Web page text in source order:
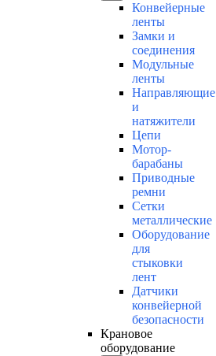
Конвейерные
ленты
Замки и
соединения
Модульные
ленты
Направляющие
и
натяжители
Цепи
Мотор-
барабаны
Приводные
ремни
Сетки
металлические
Оборудование
для
стыковки
лент
Датчики
конвейерной
безопасности
Крановое
оборудование